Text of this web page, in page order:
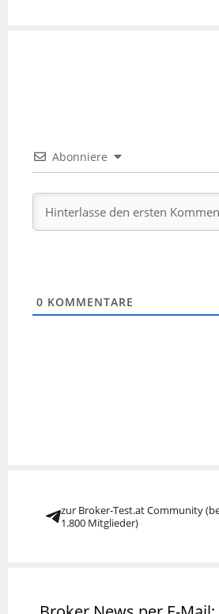
Abonniere
0 KOMMENTARE
zur Broker-Test.at Community
1.800 Mitglieder)